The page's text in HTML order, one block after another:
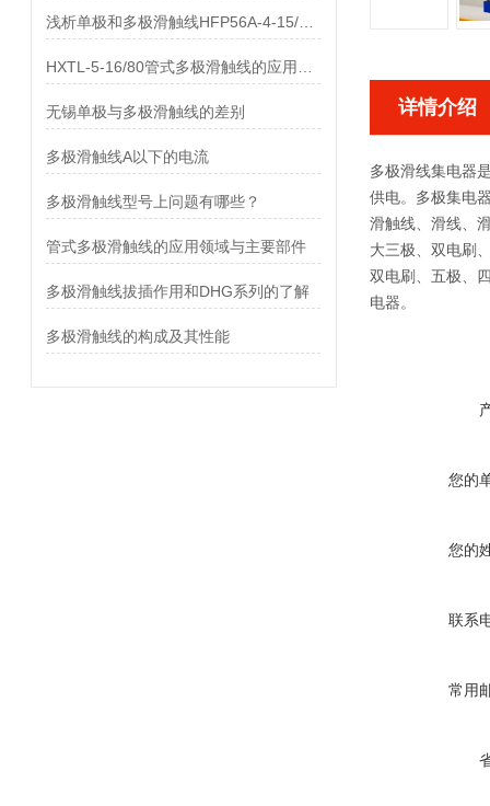
无锡单极与多极滑触线的差别
多极滑触线A以下的电流
多极滑触线型号上问题有哪些？
管式多极滑触线的应用领域与主要部件
多极滑触线拔插作用和DHG系列的了解
多极滑触线的构成及其性能
详情介绍
多极滑线集电器
供电。多极集电
滑触线、滑线、
大三极、双电刷
双电刷、五极、
电器。
您的
您的
联系
常用